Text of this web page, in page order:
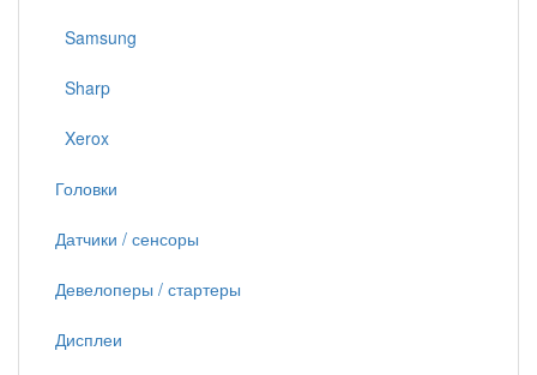
Samsung
Sharp
Xerox
Головки
Датчики / сенсоры
Девелоперы / стартеры
Дисплеи